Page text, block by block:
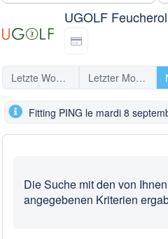
UGOLF
Letzte Woche Letzter Monat
Fitting PING le mardi 8
Die Suche mit den von Ihnen
angegebenen Kriterien